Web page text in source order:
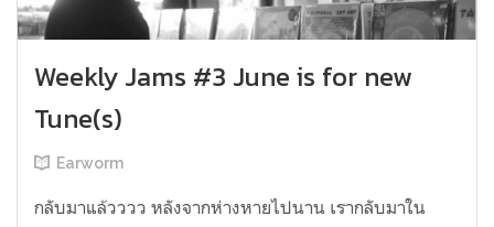
Weekly Jams #3 June is for new
Tune(s)
Earworm
กลับมาแล้วววว หลังจากห่างหายไปนาน เรากลับมาใน